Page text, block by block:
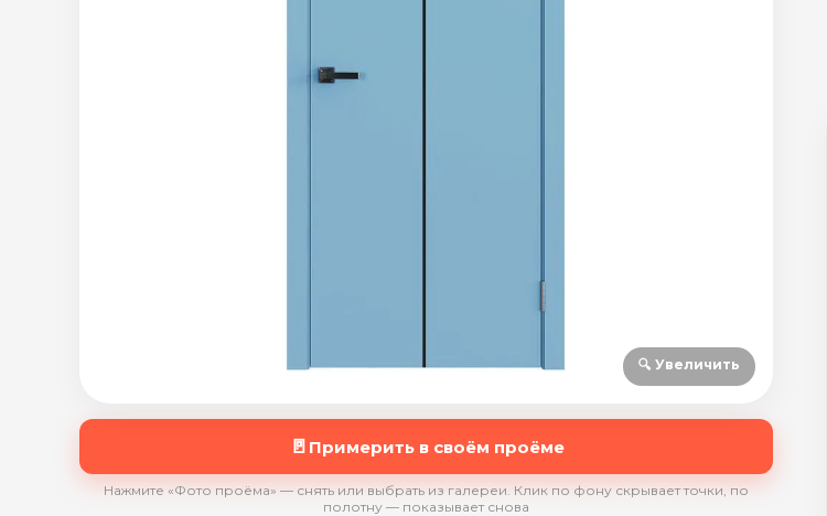
🔍 Увеличить
🚪 Примерить в своём проёме
Нажмите «Фото проёма» — снять или выбрать из галереи. Клик по фону скрывает точки, по
полотну — показывает снова